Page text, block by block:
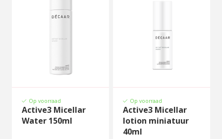
Op voorraad
Active3 Micellar
Water 150ml
Op voorraad
Active3 Micellar
lotion miniatuur
40ml